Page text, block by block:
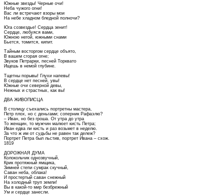
Южные звезды! Черные очи!
Неба чужого огни!
Вас ли встречают взоры мои
На небе хладном бледной полночи?
Юга созвездье! Сердца зенит!
Сердце, любуяся вами,
Южною негой, южными снами
Бьется, томится, кипит.
Тайным восторгом сердце объято,
В вашем сгорая огне;
Звуков Петрарки, песней Торквато
Ищешь в немой глубине.
Тщетны порывы! Глухи напевы!
В сердце нет песней, увы!
Южные очи северной девы,
Нежных и страстных, как вы!
ДВА ЖИВОПИСЦА
В столицу съехались портретны мастера,
Петр плох, но с деньгами; соперник Рафаэлю?
– Иван, но без гроша. От утра до утра
То женщин, то мужчин малюет кисть Петра;
Иван едва ли кисть и раз возьмет в неделю.
За что ж им от судьбы не равен так дележ?
Портрет Петра был льстив, портрет Ивана – схож.
1819
ДОРОЖНАЯ ДУМА
Колокольчик однозвучный,
Крик протяжный ямщика,
Зимней степи сумрак скучный,
Саван неба, облака!
И простертый саван снежный
На холодный труп земли!
Вы в какой-то мир безбрежный
Ум и сердце занесли.